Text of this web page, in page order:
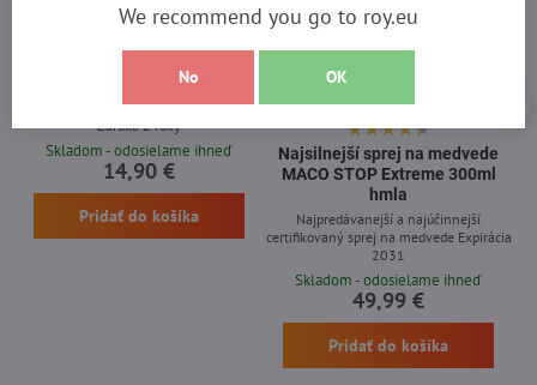
21%
Roy Hunter Knife 11001
Záruka 2 roky
Skladom - odosielame ihneď
14,90 €
Pridať do košíka
Nová silnejšia receptúra
Najsilnejší sprej na medvede
MACO STOP Extreme 300ml
hmla
Najpredávanejší a najúčinnejší
certifikovaný sprej na medvede Expirácia
2031
Skladom - odosielame ihneď
49,99 €
Pridať do košíka
We recommend you go to roy.eu
No OK